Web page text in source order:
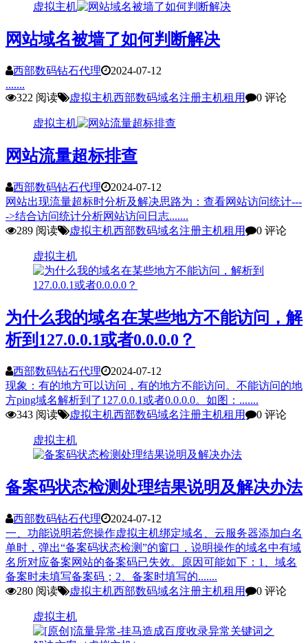
虚拟主机
网站域名被墙了如何判断解决
西部数码钻石代理
2024-07-12
.......
322 阅读
虚拟主机西部数码域名注册主机租用 0 评论
虚拟主机
网站流量超标排查
西部数码钻石代理
2024-07-12
网站出现流量超标时分析及解决思路为：查看网站访问统计---
->结合访问统计分析网站访问日志.......
289 阅读
虚拟主机西部数码域名注册主机租用 0 评论
虚拟主机
为什么我的域名在某些地方不能访问，解
析到127.0.0.1或者0.0.0.0？
西部数码钻石代理
2024-07-12
现象：有的地方可以访问，有的地方不能访问。不能访问的地
方ping域名解析到了127.0.0.1或者0.0.0.0。如图：.......
343 阅读
虚拟主机西部数码域名注册主机租用 0 评论
虚拟主机
备案码状态检测处理结果说明及解决办法
西部数码钻石代理
2024-07-12
一、功能说明若您操作虚拟主机绑定域名、云服务器添加白名
单时，弹出“备案码状态检测”的窗口，说明操作的域名中有域
名所对应备案网站的备案码已失效。原因可能如下：1、域名
备案时未填写备案码；2、备案时填写的.......
280 阅读
虚拟主机西部数码域名注册主机租用 0 评论
虚拟主机